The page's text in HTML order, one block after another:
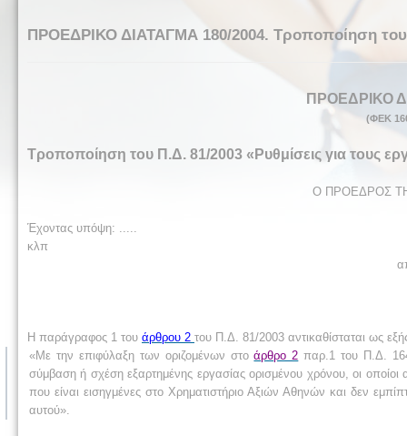
ΠΡΟΕΔΡΙΚΟ ΔΙΑΤΑΓΜΑ 180/2004. Τροποποίηση του
ΠΡΟΕΔΡΙΚΟ
(ΦΕΚ
Τροποποίηση του Π.Δ. 81/2003 «Ρυθμίσεις για τους
Ο ΠΡΟΕΔΡΟΣ
Έχοντας υπόψη: .....
κλπ
Η παράγραφος 1 του άρθρου 2 του Π.Δ. 81/2003 αντικαθίσταται ως
«Με την επιφύλαξη των οριζομένων στοάρθρο 2 παρ.1 του Π.Δ.
σύμβαση ή σχέση εξαρτημένης εργασίας ορισμένου χρόνου, οι
που είναι εισηγμένες στο Χρηματιστήριο Αξιών Αθηνών και δεν
αυτού».